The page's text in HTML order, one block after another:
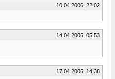
10.04.2006, 22:02
14.04.2006, 05:53
17.04.2006, 14:38